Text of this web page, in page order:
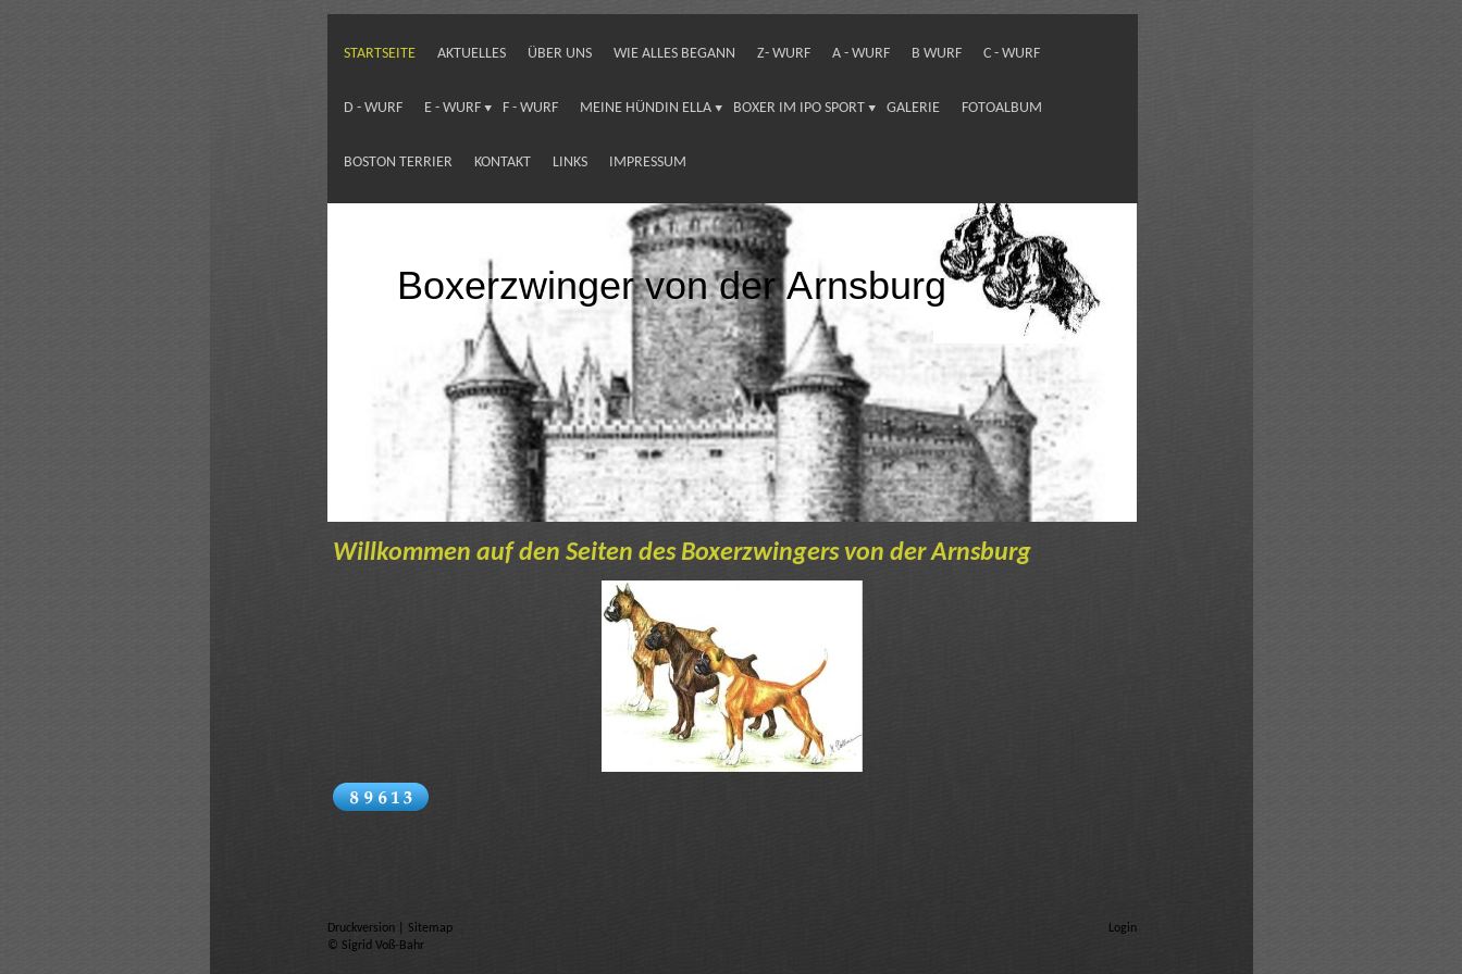
STARTSEITE AKTUELLES ÜBER UNS WIE ALLES BEGANN Z- WURF A - WURF B WURF C - WURF
D - WURF E - WURF F - WURF MEINE HÜNDIN ELLA BOXER IM IPO SPORT GALERIE FOTOALBUM
BOSTON TERRIER KONTAKT LINKS IMPRESSUM
Boxerzwinger von der Arnsburg
Willkommen auf den Seiten des Boxerzwingers von der Arnsburg
Druckversion
Sitemap
© Sigrid Voß-Bahr
Login